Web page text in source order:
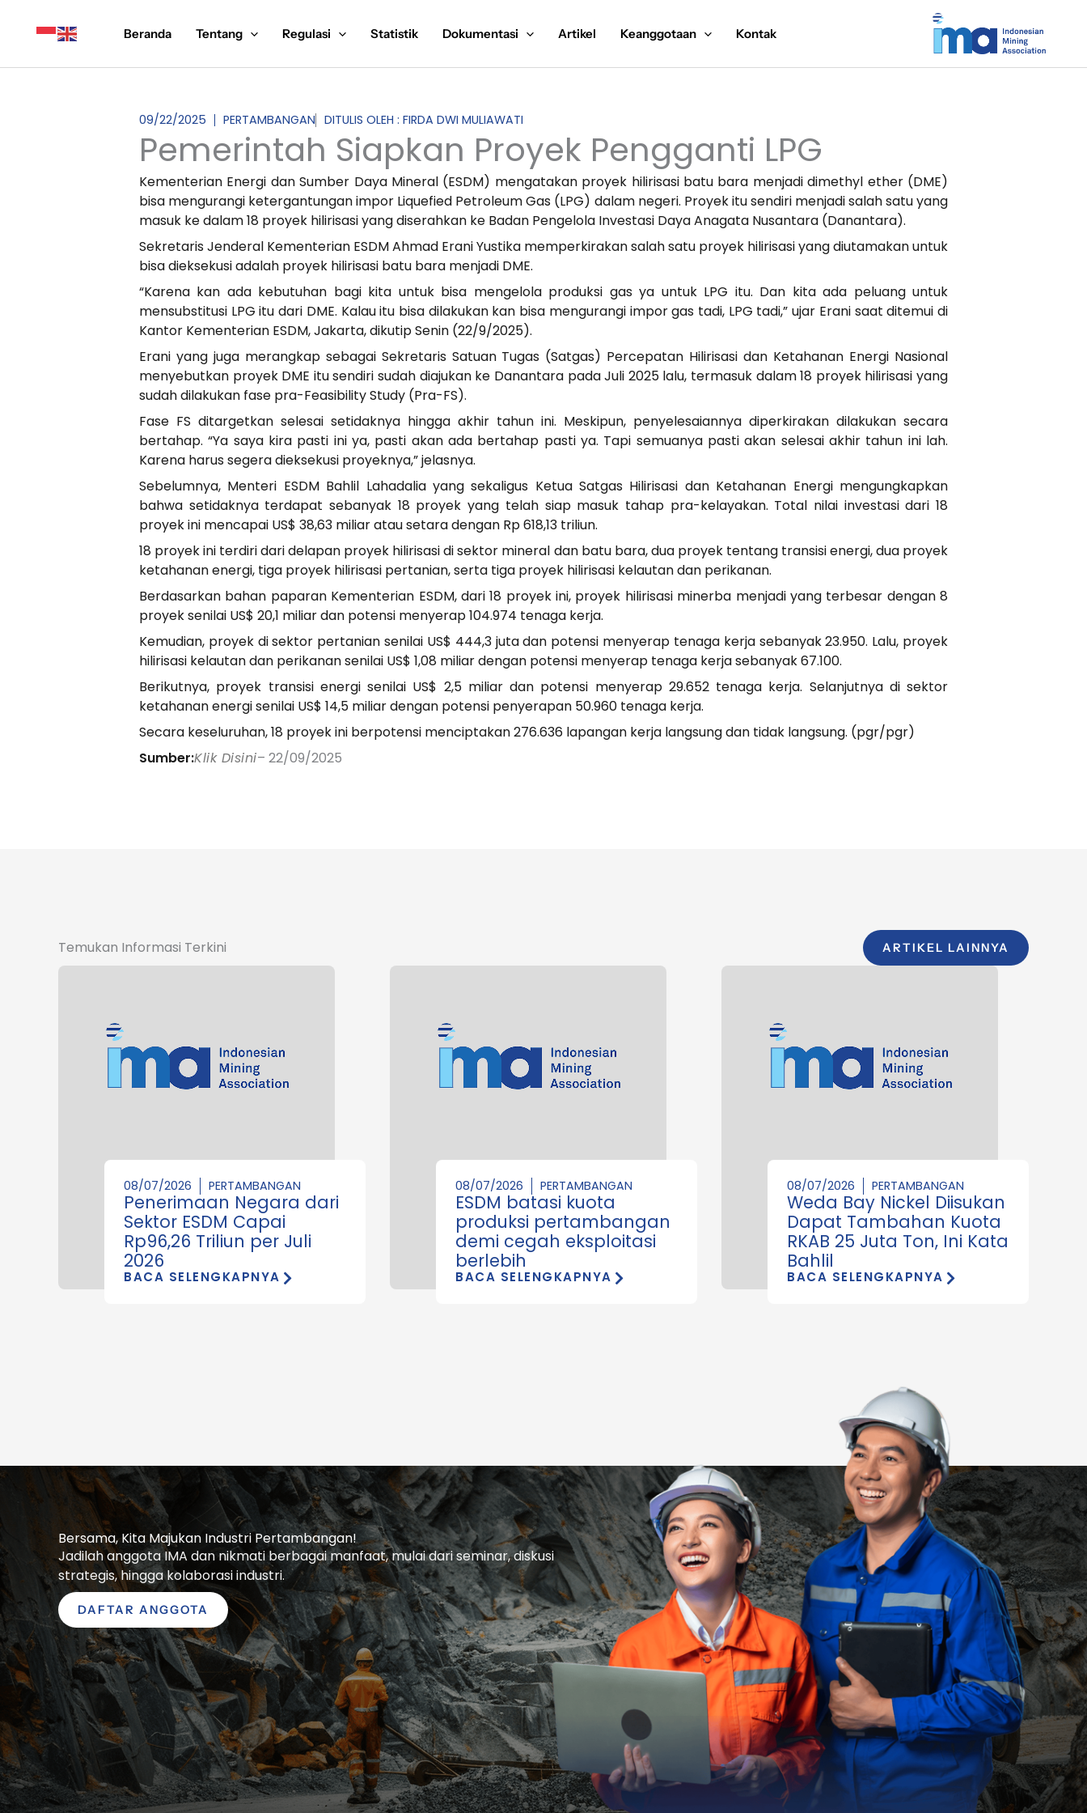
Beranda Tentang Regulasi Statistik Dokumentasi Artikel Keanggotaan Kontak
09/22/2025 PERTAMBANGAN DITULIS OLEH : FIRDA DWI MULIAWATI
Pemerintah Siapkan Proyek Pengganti LPG
Kementerian Energi dan Sumber Daya Mineral (ESDM) mengatakan proyek hilirisasi batu bara menjadi dimethyl ether (DME)
bisa mengurangi ketergantungan impor Liquefied Petroleum Gas (LPG) dalam negeri. Proyek itu sendiri menjadi salah satu yang
masuk ke dalam 18 proyek hilirisasi yang diserahkan ke Badan Pengelola Investasi Daya Anagata Nusantara (Danantara).
Sekretaris Jenderal Kementerian ESDM Ahmad Erani Yustika memperkirakan salah satu proyek hilirisasi yang diutamakan untuk
bisa dieksekusi adalah proyek hilirisasi batu bara menjadi DME.
“Karena kan ada kebutuhan bagi kita untuk bisa mengelola produksi gas ya untuk LPG itu. Dan kita ada peluang untuk
mensubstitusi LPG itu dari DME. Kalau itu bisa dilakukan kan bisa mengurangi impor gas tadi, LPG tadi,” ujar Erani saat ditemui di
Kantor Kementerian ESDM, Jakarta, dikutip Senin (22/9/2025).
Erani yang juga merangkap sebagai Sekretaris Satuan Tugas (Satgas) Percepatan Hilirisasi dan Ketahanan Energi Nasional
menyebutkan proyek DME itu sendiri sudah diajukan ke Danantara pada Juli 2025 lalu, termasuk dalam 18 proyek hilirisasi yang
sudah dilakukan fase pra-Feasibility Study (Pra-FS).
Fase FS ditargetkan selesai setidaknya hingga akhir tahun ini. Meskipun, penyelesaiannya diperkirakan dilakukan secara
bertahap. “Ya saya kira pasti ini ya, pasti akan ada bertahap pasti ya. Tapi semuanya pasti akan selesai akhir tahun ini lah.
Karena harus segera dieksekusi proyeknya,” jelasnya.
Sebelumnya, Menteri ESDM Bahlil Lahadalia yang sekaligus Ketua Satgas Hilirisasi dan Ketahanan Energi mengungkapkan
bahwa setidaknya terdapat sebanyak 18 proyek yang telah siap masuk tahap pra-kelayakan. Total nilai investasi dari 18
proyek ini mencapai US$ 38,63 miliar atau setara dengan Rp 618,13 triliun.
18 proyek ini terdiri dari delapan proyek hilirisasi di sektor mineral dan batu bara, dua proyek tentang transisi energi, dua proyek
ketahanan energi, tiga proyek hilirisasi pertanian, serta tiga proyek hilirisasi kelautan dan perikanan.
Berdasarkan bahan paparan Kementerian ESDM, dari 18 proyek ini, proyek hilirisasi minerba menjadi yang terbesar dengan 8
proyek senilai US$ 20,1 miliar dan potensi menyerap 104.974 tenaga kerja.
Kemudian, proyek di sektor pertanian senilai US$ 444,3 juta dan potensi menyerap tenaga kerja sebanyak 23.950. Lalu, proyek
hilirisasi kelautan dan perikanan senilai US$ 1,08 miliar dengan potensi menyerap tenaga kerja sebanyak 67.100.
Berikutnya, proyek transisi energi senilai US$ 2,5 miliar dan potensi menyerap 29.652 tenaga kerja. Selanjutnya di sektor
ketahanan energi senilai US$ 14,5 miliar dengan potensi penyerapan 50.960 tenaga kerja.
Secara keseluruhan, 18 proyek ini berpotensi menciptakan 276.636 lapangan kerja langsung dan tidak langsung. (pgr/pgr)
Sumber:Klik Disini– 22/09/2025
Temukan Informasi Terkini ARTIKEL LAINNYA
08/07/2026 PERTAMBANGAN
Penerimaan Negara dari
Sektor ESDM Capai
Rp96,26 Triliun per Juli
2026
BACA SELENGKAPNYA
08/07/2026 PERTAMBANGAN
ESDM batasi kuota
produksi pertambangan
demi cegah eksploitasi
berlebih
BACA SELENGKAPNYA
08/07/2026 PERTAMBANGAN
Weda Bay Nickel Diisukan
Dapat Tambahan Kuota
RKAB 25 Juta Ton, Ini Kata
Bahlil
BACA SELENGKAPNYA
Bersama, Kita Majukan Industri Pertambangan!
Jadilah anggota IMA dan nikmati berbagai manfaat, mulai dari seminar, diskusi
strategis, hingga kolaborasi industri.
DAFTAR ANGGOTA